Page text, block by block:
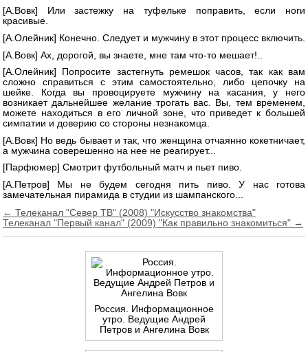
[А.Вовк] Или застежку на туфельке поправить, если ноги
красивые.
[А.Олейник] Конечно. Следует и мужчину в этот процесс включить.
[А.Вовк] Ах, дорогой, вы знаете, мне там что-то мешает!..
[А.Олейник] Попросите застегнуть ремешок часов, так как вам
сложно справиться с этим самостоятельно, либо цепочку на
шейке. Когда вы провоцируете мужчину на касания, у него
возникает дальнейшее желание трогать вас. Вы, тем временем,
можете находиться в его личной зоне, что приведет к большей
симпатии и доверию со стороны незнакомца.
[А.Вовк] Но ведь бывает и так, что женщина отчаянно кокетничает,
а мужчина соверешенно на нее не реагирует...
[Парфюмер] Смотрит футбольный матч и пьет пиво.
[А.Петров] Мы не будем сегодня пить пиво. У нас готова
замечательная пирамида в студии из шампанского...
Навигация
по
записям
← Телеканал "Север ТВ" (2008) "Искусство знакомства"
Телеканал "Первый канал" (2009) "Как правильно знакомиться" →
Россия. Информационное
утро. Ведущие Андрей
Петров и Ангелина Вовк